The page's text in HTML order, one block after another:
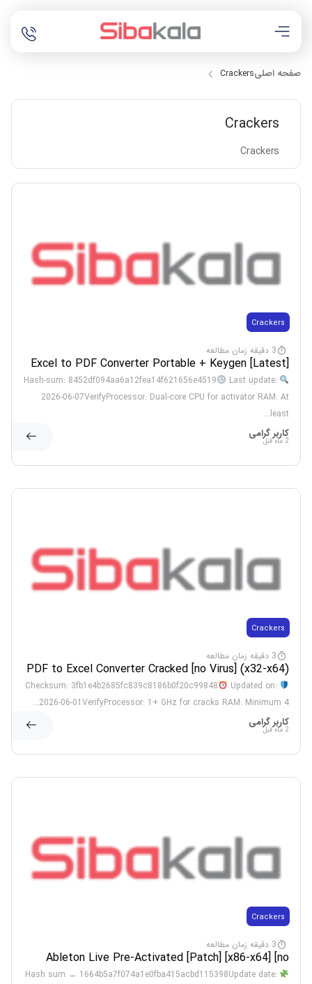
صفحه اصلیCrackers
Crackers
Crackers
Crackers
3 دقیقه زمان مطالعه
Excel to PDF Converter Portable + Keygen [Latest]
x86-x64 [Latest] 2026
Last update:
2026-06-07VerifyProcessor: Dual-core CPU for activator RAM: At
least...
کاربر گرامی
2 ماه قبل
Crackers
3 دقیقه زمان مطالعه
PDF to Excel Converter Cracked [no Virus] (x32-x64)
[Windows]
Updated on:
2026-06-01VerifyProcessor: 1+ GHz for cracks RAM: Minimum 4...
کاربر گرامی
2 ماه قبل
Crackers
3 دقیقه زمان مطالعه
Ableton Live Pre-Activated [Patch] [x86-x64] [no
Virus] MEGA
Hash sum → 1664b5a7f074a1e0fba415acbd115398Update date: